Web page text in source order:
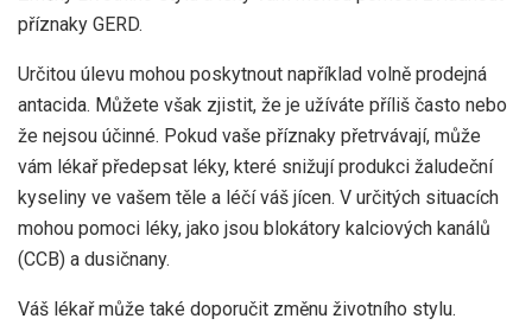
příznaky GERD.
Určitou úlevu mohou poskytnout například volně prodejná
antacida. Můžete však zjistit, že je užíváte příliš často nebo
že nejsou účinné. Pokud vaše příznaky přetrvávají, může
vám lékař předepsat léky, které snižují produkci žaludeční
kyseliny ve vašem těle a léčí váš jícen. V určitých situacích
mohou pomoci léky, jako jsou blokátory kalciových kanálů
(CCB) a dusičnany.
Váš lékař může také doporučit změnu životního stylu.